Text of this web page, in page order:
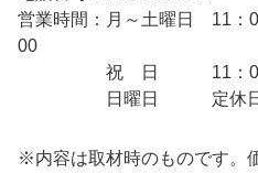
営業時間：月～土曜日 11 ：
00
祝 日 11 ：
日曜日 定休
※内容は取材時のものです。